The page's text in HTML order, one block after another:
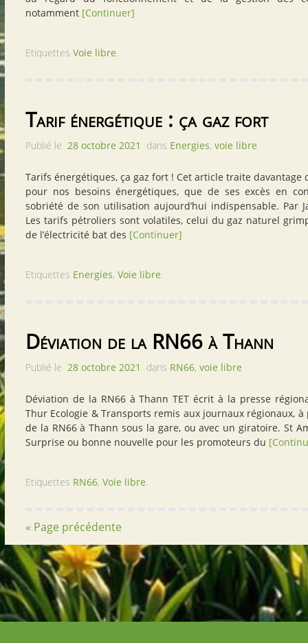
notamment [Continuer]
Etiquettes Voie libre.
Tarif énergétique : ça gaz fort
Publié le 28 octobre 2021 dans Energies, voie libre
Tarifs énergétiques, ça gaz fort ! Cet article traite davantage
pour nos besoins énergétiques, que de ses excès en
sobriété de son utilisation aujourd’hui indispensable. Par
Les tarifs pétroliers sont volatiles, celui du gaz naturel
de l’électricité bat des [Continuer]
Etiquettes Energies, Voie libre.
Déviation de la RN66 à Thann
Publié le 28 octobre 2021 dans RN66, voie libre
Déviation de la RN66 à Thann TET écrit à la presse
Thur Ecologie & Transports remis aux journaux régionaux,
de la RN66 à Thann sous la gare, ou avec un giratoire. St
Surprise ou bonne nouvelle pour les promoteurs du
Etiquettes RN66, Voie libre.
« Page précédente